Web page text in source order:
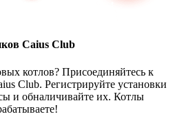
Caius Club
котлов? Присоединяйтесь к
Club. Регистрируйте установки
и обналичивайте их. Котлы